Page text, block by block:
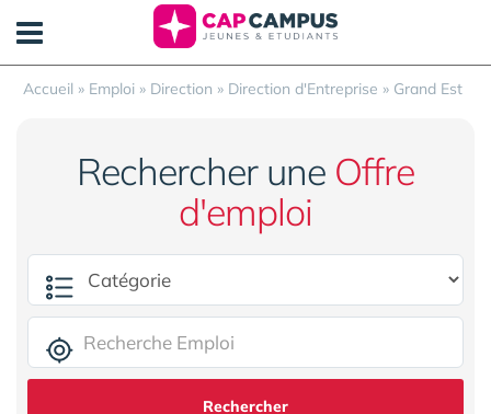
Accueil » Emploi » Direction » Direction d'Entreprise » Grand Est
Rechercher une Offre
d'emploi
Rechercher
Panneau de gestion des cookies